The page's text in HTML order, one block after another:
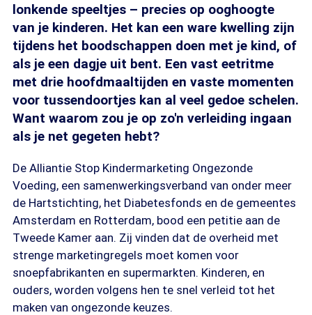
lonkende speeltjes – precies op ooghoogte
van je kinderen. Het kan een ware kwelling zijn
tijdens het boodschappen doen met je kind, of
als je een dagje uit bent. Een vast eetritme
met drie hoofdmaaltijden en vaste momenten
voor tussendoortjes kan al veel gedoe schelen.
Want waarom zou je op zo'n verleiding ingaan
als je net gegeten hebt?
De Alliantie Stop Kindermarketing Ongezonde
Voeding, een samenwerkingsverband van onder meer
de Hartstichting, het Diabetesfonds en de gemeentes
Amsterdam en Rotterdam, bood een petitie aan de
Tweede Kamer aan. Zij vinden dat de overheid met
strenge marketingregels moet komen voor
snoepfabrikanten en supermarkten. Kinderen, en
ouders, worden volgens hen te snel verleid tot het
maken van ongezonde keuzes.